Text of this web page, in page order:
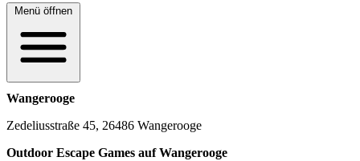
Menü öffnen
Wangerooge
Zedeliusstraße 45, 26486 Wangerooge
Outdoor Escape Games auf Wangerooge